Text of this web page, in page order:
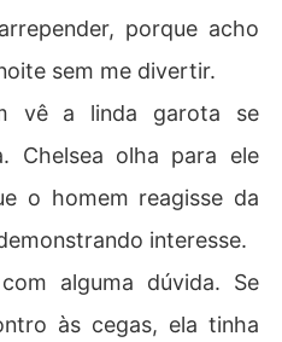
porque acho
sem me divertir.
vê a linda garota se
Chelsea olha para ele
o homem reagisse da
interesse.
alguma dúvida. Se
às cegas, ela tinha